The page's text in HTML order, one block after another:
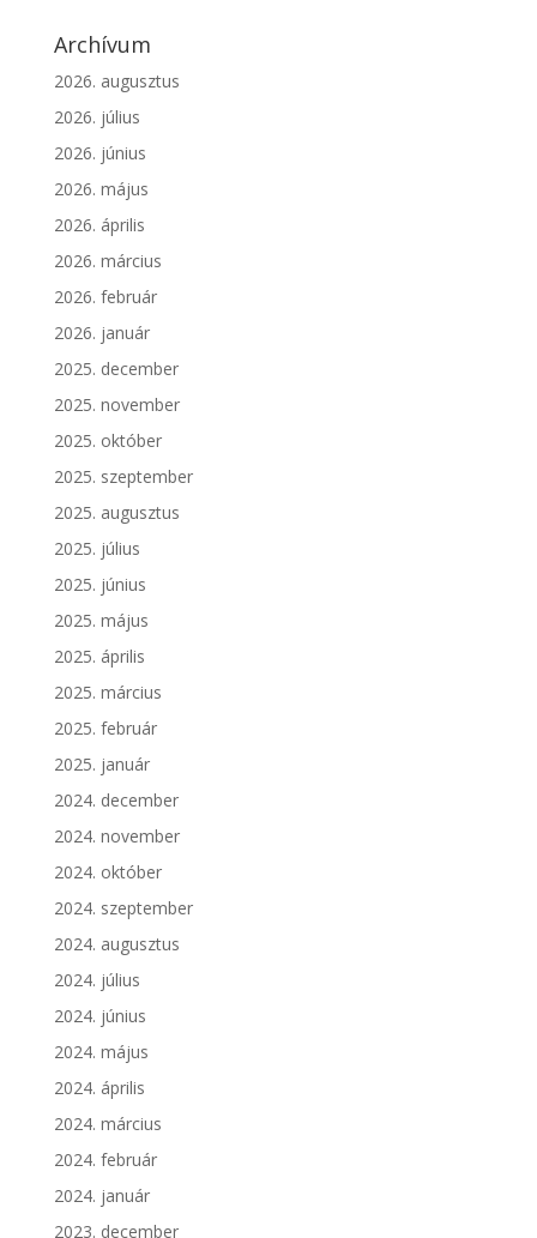
Archívum
2026. augusztus
2026. július
2026. június
2026. május
2026. április
2026. március
2026. február
2026. január
2025. december
2025. november
2025. október
2025. szeptember
2025. augusztus
2025. július
2025. június
2025. május
2025. április
2025. március
2025. február
2025. január
2024. december
2024. november
2024. október
2024. szeptember
2024. augusztus
2024. július
2024. június
2024. május
2024. április
2024. március
2024. február
2024. január
2023. december